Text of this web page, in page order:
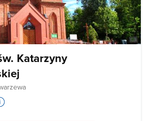
Katarzyny